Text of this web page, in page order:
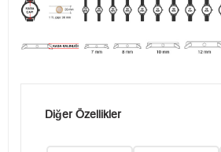
Diğer Özellikler